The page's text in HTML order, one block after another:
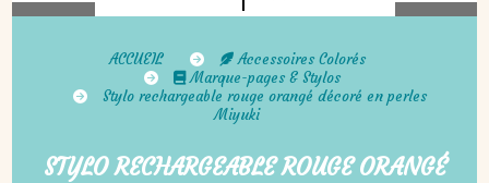
ACCUEIL
Accessoires Colorés
Marque-pages & Stylos
Stylo rechargeable rouge orangé décoré en perles
Miyuki
STYLO RECHARGEABLE ROUGE ORANGÉ